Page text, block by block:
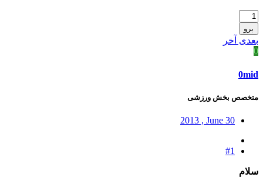
برو
بعدیآخر
0mid
متخصص بخش ورزشی
2013 , June 30
#1
سلام